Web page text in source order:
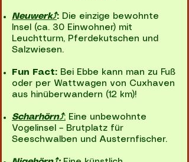
Neuwerk⤴: Die einzige bewohnte
Insel (ca. 30 Einwohner) mit
Leuchtturm, Pferdekutschen und
Salzwiesen.​
Fun Fact: Bei Ebbe kann man zu Fuß
oder per Wattwagen von Cuxhaven
aus hinüberwandern (12 km)!
Scharhörn⤴: Eine unbewohnte
Vogelinsel – Brutplatz für
Seeschwalben und Austernfischer.